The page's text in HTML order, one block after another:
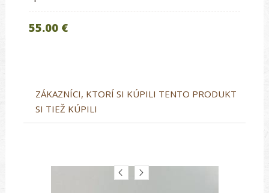
55.00 €
ZÁKAZNÍCI, KTORÍ SI KÚPILI TENTO PRODUKT
SI TIEŽ KÚPILI